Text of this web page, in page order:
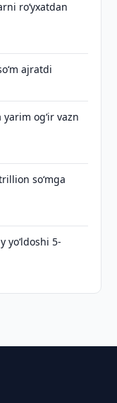
ro‘yxatdan
ajratdi
og‘ir vazn
so‘mga
yo‘ldoshi 5-